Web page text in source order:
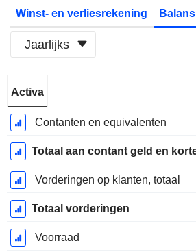
Winst- en verliesrekening Balans
Jaarlijks
boekjaar:
December
Activa
Contanten en equivalenten
Vorderingen op klanten, totaal
Totaal vorderingen
Voorraad